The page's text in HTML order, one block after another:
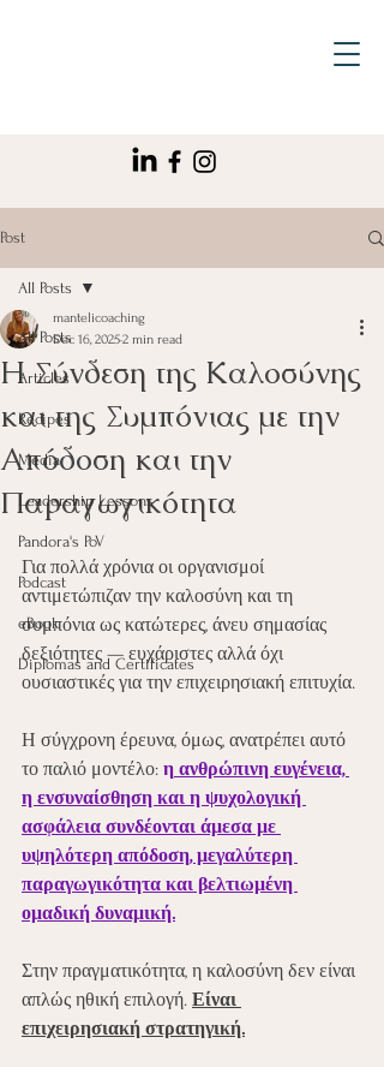
Post
All Posts
Articles
Recipes
Media
Leadership Lessons
Pandora's PoV
Podcast
eBook
Diplomas and Certificates
All Posts
Η Σύνδεση της Καλοσύνης
και της Συμπόνιας με την
Απόδοση και την
Παραγωγικότητα
mantelicoaching
Dec 16, 20252 min read
Για πολλά χρόνια οι οργανισμοί
αντιμετώπιζαν την καλοσύνη και τη
συμπόνια ως κατώτερες, άνευ σημασίας
δεξιότητες — ευχάριστες αλλά όχι
ουσιαστικές για την επιχειρησιακή επιτυχία.
Η σύγχρονη έρευνα, όμως, ανατρέπει αυτό
το παλιό μοντέλο: η ανθρώπινη ευγένεια,
η ενσυναίσθηση και η ψυχολογική
ασφάλεια συνδέονται άμεσα με
υψηλότερη απόδοση, μεγαλύτερη
παραγωγικότητα και βελτιωμένη
ομαδική δυναμική.
Στην πραγματικότητα, η καλοσύνη δεν είναι
απλώς ηθική επιλογή. Είναι
επιχειρησιακή στρατηγική.